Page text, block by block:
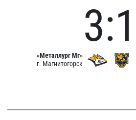
«Металлург Мг»
г. Магнитогорск
3:1